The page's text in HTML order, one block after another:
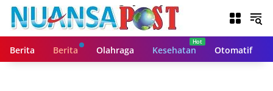
Berita Berita Olahraga Kesehatan Otomatif